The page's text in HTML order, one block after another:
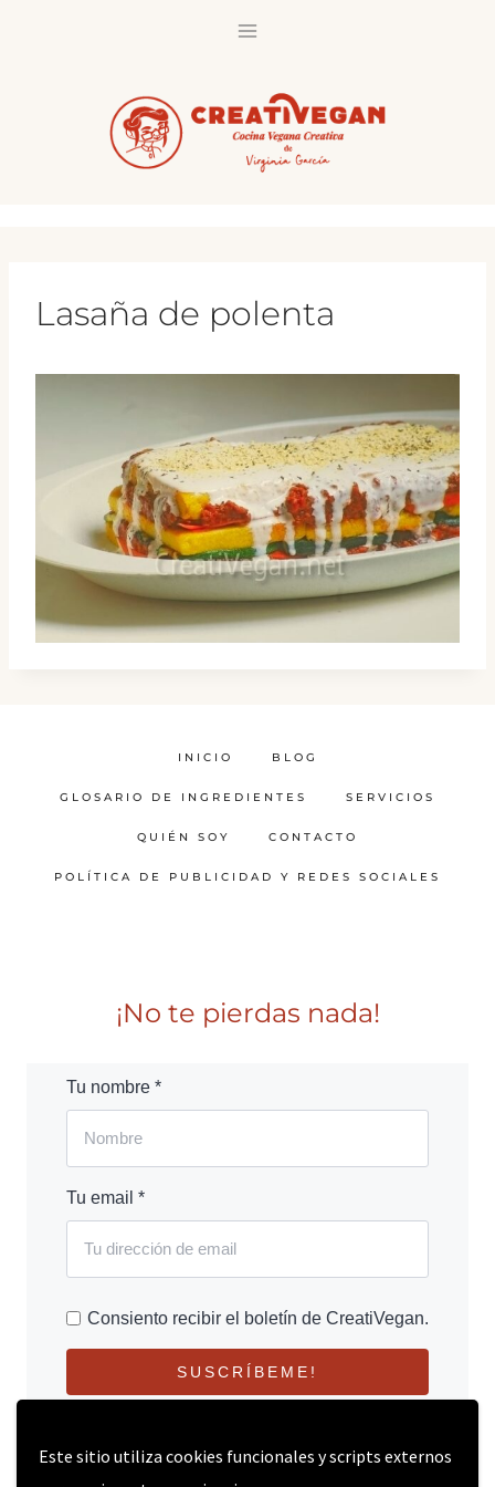
Este sitio utiliza cookies funcionales y scripts externos
Lasaña de polenta
INICIO BLOG
GLOSARIO DE INGREDIENTES SERVICIOS
QUIÉN SOY CONTACTO
POLÍTICA DE PUBLICIDAD Y REDES SOCIALES
¡No te pierdas nada!
Tu nombre *
Tu email *
Consiento recibir el boletín de CreatiVegan.
SUSCRÍBEME!